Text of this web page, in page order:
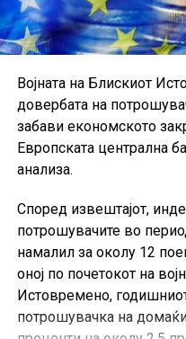
Војната на Блискиот
довербата на
забави економското
Европската централна
анализа.
Според извештајот,
потрошувачите во
намалил за околу 12
оној по почетокот на
Истовремено,
потрошувачка на